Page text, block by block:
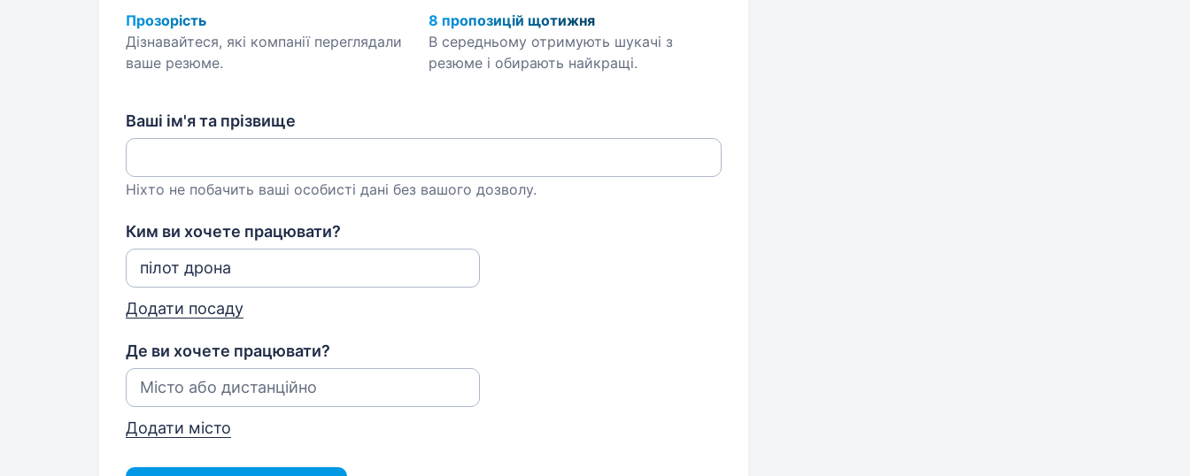
Прозорість
Дізнавайтеся, які компанії переглядали
ваше резюме.
8 пропозицій щотижня
В середньому отримують шукачі з
резюме і обирають найкращі.
Ваші ім'я та прізвище
Ніхто не побачить ваші особисті дані без вашого дозволу.
Ким ви хочете працювати?
Додати посаду
Де ви хочете працювати?
Додати місто